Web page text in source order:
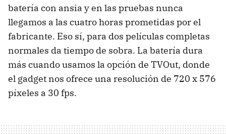
batería con ansia y en las pruebas nunca
llegamos a las cuatro horas prometidas por el
fabricante. Eso sí, para dos películas completas
normales da tiempo de sobra. La batería dura
más cuando usamos la opción de TVOut, donde
el gadget nos ofrece una resolución de 720 x 576
píxeles a 30 fps.